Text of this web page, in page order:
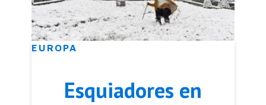
EUROPA
Esquiadores en